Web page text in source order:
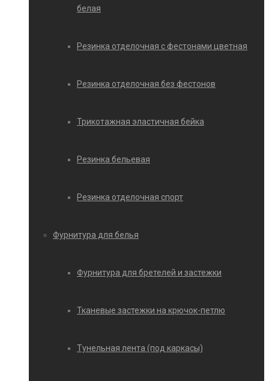
белая
Резинка отделочная с фестонами цветная
Резинка отделочная без фестонов
Трикотажная эластичная бейка
Резинка бельевая
Резинка отделочная спорт
Фурнитура для белья
Фурнитура для бретелей и застежки
Тканевые застежки на крючок-петлю
Тунельная лента (под каркасы)